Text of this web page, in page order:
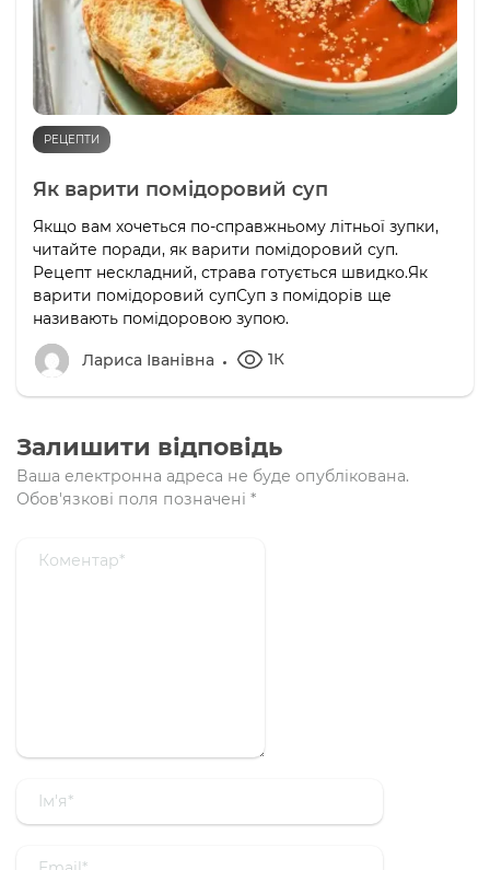
РЕЦЕПТИ
Як варити помідоровий суп
Якщо вам хочеться по-справжньому літньої зупки,
читайте поради, як варити помідоровий суп.
Рецепт нескладний, страва готується швидко.Як
варити помідоровий супСуп з помідорів ще
називають помідоровою зупою.
Лариса Іванівна 1К
Залишити відповідь
Ваша електронна адреса не буде опублікована.
Обов'язкові поля позначені *